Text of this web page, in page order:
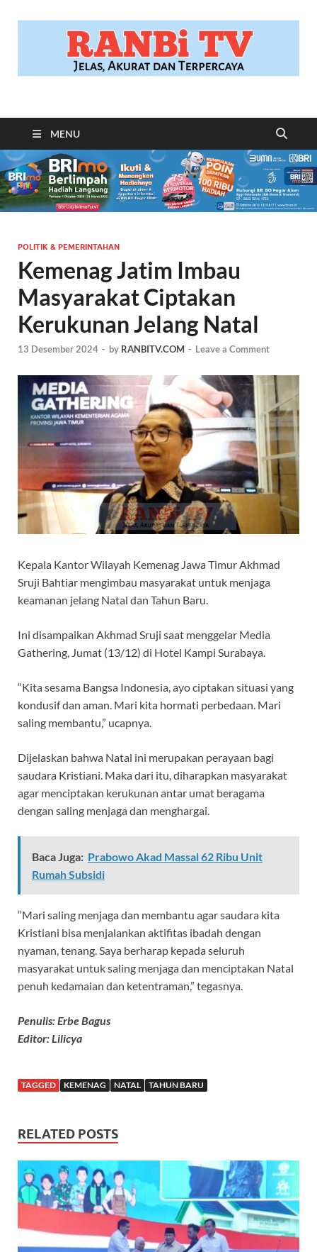
RANBITV.COM
MENU
POLITIK & PEMERINTAHAN
Kemenag Jatim Imbau
Masyarakat Ciptakan
Kerukunan Jelang Natal
13 Desember 2024 - by RANBITV.COM - Leave a Comment
Kepala Kantor Wilayah Kemenag Jawa Timur Akhmad
Sruji Bahtiar mengimbau masyarakat untuk menjaga
keamanan jelang Natal dan Tahun Baru.
Ini disampaikan Akhmad Sruji saat menggelar Media
Gathering, Jumat (13/12) di Hotel Kampi Surabaya.
“Kita sesama Bangsa Indonesia, ayo ciptakan situasi yang
kondusif dan aman. Mari kita hormati perbedaan. Mari
saling membantu,” ucapnya.
Dijelaskan bahwa Natal ini merupakan perayaan bagi
saudara Kristiani. Maka dari itu, diharapkan masyarakat
agar menciptakan kerukunan antar umat beragama
dengan saling menjaga dan menghargai.
Baca Juga: Prabowo Akad Massal 62 Ribu Unit
Rumah Subsidi
“Mari saling menjaga dan membantu agar saudara kita
Kristiani bisa menjalankan aktifitas ibadah dengan
nyaman, tenang. Saya berharap kepada seluruh
masyarakat untuk saling menjaga dan menciptakan Natal
penuh kedamaian dan ketentraman,” tegasnya.
Penulis: Erbe Bagus
Editor: Lilicya
TAGGED KEMENAG NATAL TAHUN BARU
RELATED POSTS